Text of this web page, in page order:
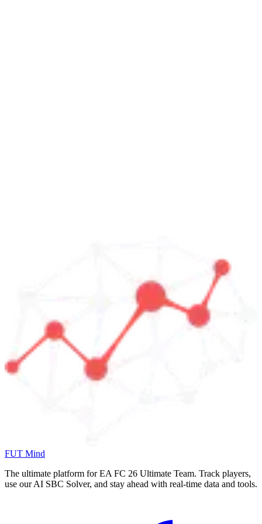
FUT Mind
The ultimate platform for EA FC 26 Ultimate Team. Track players,
use our AI SBC Solver, and stay ahead with real-time data and tools.